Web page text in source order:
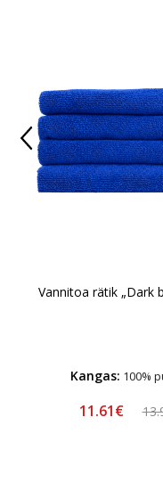
Vannitoa rätik „Dark
Kangas: 100%
11.61€